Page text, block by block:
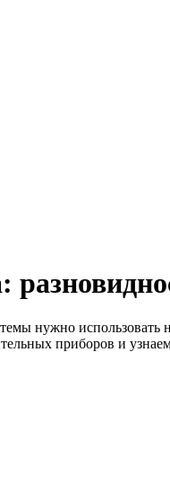
нужно
приборов и